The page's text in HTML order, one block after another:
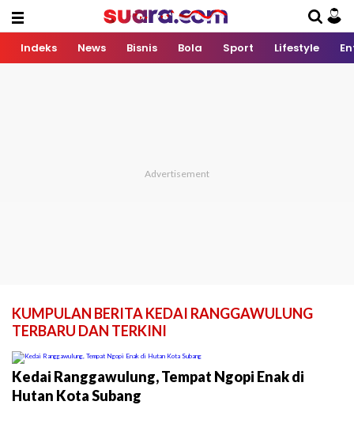
Indeks News Bisnis Bola Sport Lifestyle
KUMPULAN BERITA KEDAI RANGGAWULUNG
TERBARU DAN TERKINI
Kedai Ranggawulung, Tempat Ngopi Enak di
Hutan Kota Subang